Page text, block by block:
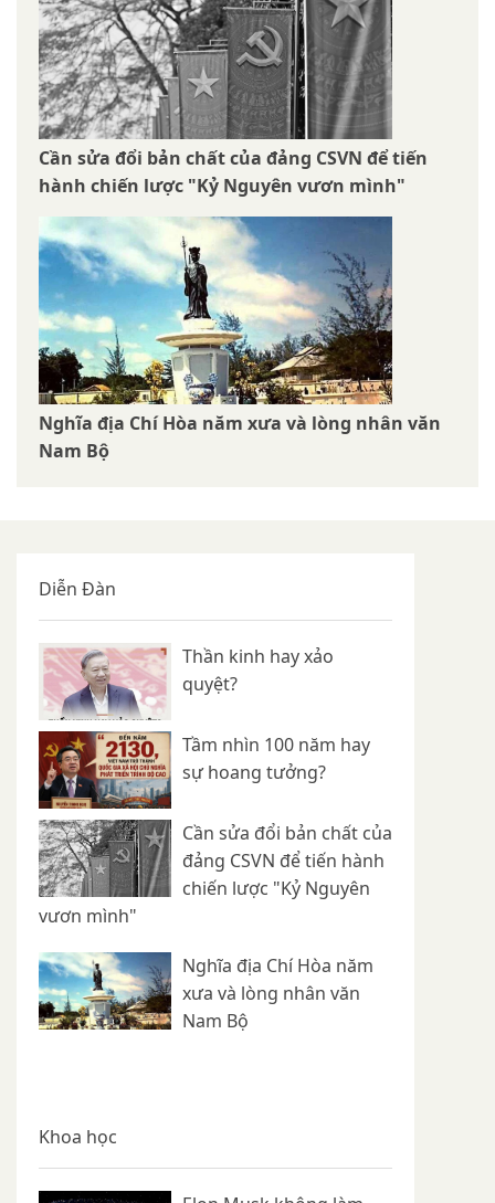
Cần sửa đổi bản chất của đảng CSVN để tiến
hành chiến lược "Kỷ Nguyên vươn mình"
Nghĩa địa Chí Hòa năm xưa và lòng nhân văn
Nam Bộ
Diễn Đàn
Thần kinh hay xảo
quyệt?
Tầm nhìn 100 năm hay
sự hoang tưởng?
Cần sửa đổi bản chất của
đảng CSVN để tiến hành
chiến lược "Kỷ Nguyên
vươn mình"
Nghĩa địa Chí Hòa năm
xưa và lòng nhân văn
Nam Bộ
Khoa học